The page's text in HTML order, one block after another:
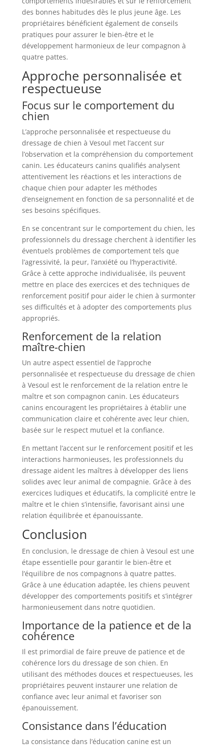
des bonnes habitudes dès le plus jeune âge. Les
propriétaires bénéficient également de conseils
pratiques pour assurer le bien-être et le
développement harmonieux de leur compagnon à
quatre pattes.
Approche personnalisée et
respectueuse
Focus sur le comportement du
chien
L’approche personnalisée et respectueuse du
dressage de chien à Vesoul met l’accent sur
l’observation et la compréhension du comportement
canin. Les éducateurs canins qualifiés analysent
attentivement les réactions et les interactions de
chaque chien pour adapter les méthodes
d’enseignement en fonction de sa personnalité et de
ses besoins spécifiques.
En se concentrant sur le comportement du chien, les
professionnels du dressage cherchent à identifier les
éventuels problèmes de comportement tels que
l’agressivité, la peur, l’anxiété ou l’hyperactivité.
Grâce à cette approche individualisée, ils peuvent
mettre en place des exercices et des techniques de
renforcement positif pour aider le chien à surmonter
ses difficultés et à adopter des comportements plus
appropriés.
Renforcement de la relation
maître-chien
Un autre aspect essentiel de l’approche
personnalisée et respectueuse du dressage de chien
à Vesoul est le renforcement de la relation entre le
maître et son compagnon canin. Les éducateurs
canins encouragent les propriétaires à établir une
communication claire et cohérente avec leur chien,
basée sur le respect mutuel et la confiance.
En mettant l’accent sur le renforcement positif et les
interactions harmonieuses, les professionnels du
dressage aident les maîtres à développer des liens
solides avec leur animal de compagnie. Grâce à des
exercices ludiques et éducatifs, la complicité entre le
maître et le chien s’intensifie, favorisant ainsi une
relation équilibrée et épanouissante.
Conclusion
En conclusion, le dressage de chien à Vesoul est une
étape essentielle pour garantir le bien-être et
l’équilibre de nos compagnons à quatre pattes.
Grâce à une éducation adaptée, les chiens peuvent
développer des comportements positifs et s’intégrer
harmonieusement dans notre quotidien.
Importance de la patience et de la
cohérence
Il est primordial de faire preuve de patience et de
cohérence lors du dressage de son chien. En
utilisant des méthodes douces et respectueuses, les
propriétaires peuvent instaurer une relation de
confiance avec leur animal et favoriser son
épanouissement.
Consistance dans l’éducation
La consistance dans l’éducation canine est un